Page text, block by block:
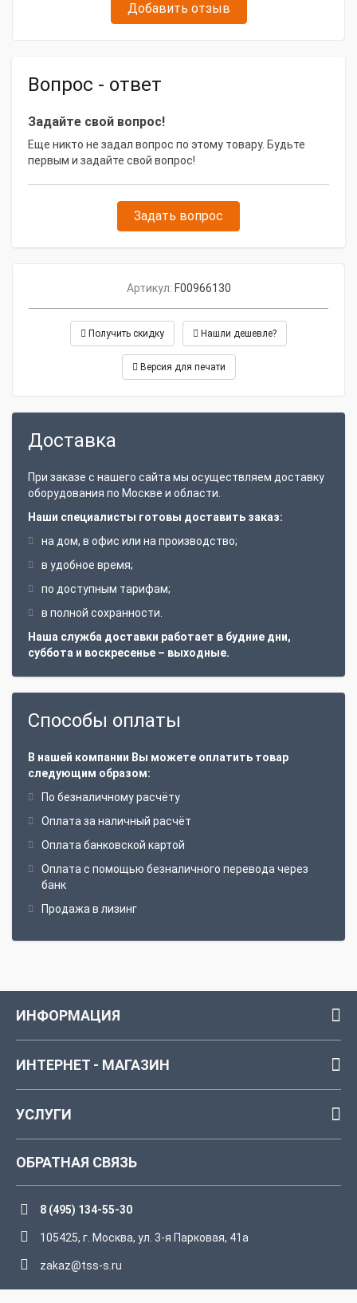
для масла PIUSI Easyoil (жесткий
Добавить отзыв
Вопрос - ответ
Задайте свой вопрос!
Еще никто не задал вопрос по этому товару. Будьте
первым и задайте свой вопрос!
Задать вопрос
Артикул: F00966130
Получить скидку Нашли дешевле?
Версия для печати
Доставка
При заказе с нашего сайта мы осуществляем доставку
оборудования по Москве и области.
Наши специалисты готовы доставить заказ:
на дом, в офис или на производство;
в удобное время;
по доступным тарифам;
в полной сохранности.
Наша служба доставки работает в будние дни,
суббота и воскресенье – выходные.
Способы оплаты
В нашей компании Вы можете оплатить товар
следующим образом:
По безналичному расчёту
Оплата за наличный расчёт
Оплата банковской картой
Оплата с помощью безналичного перевода через
банк
Продажа в лизинг
ИНФОРМАЦИЯ
ИНТЕРНЕТ - МАГАЗИН
УСЛУГИ
ОБРАТНАЯ СВЯЗЬ
8 (495) 134-55-30
105425, г. Москва, ул. 3-я Парковая, 41а
zakaz@tss-s.ru